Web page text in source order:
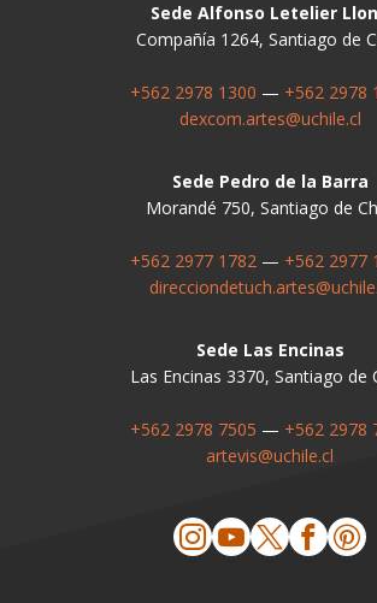
Sede Alfonso Letelier
Compañía 1264, Santiago de
+562 2978 1300 — +562 2978
dexcom.artes@uchile.cl
Sede Pedro de la Barra
Morandé 750, Santiago de
+562 2977 1782— +562 2977
Sede Las Encinas
Las Encinas 3370, Santiago de
+562 2978 7505 — +562 2978
artevis@uchile.cl